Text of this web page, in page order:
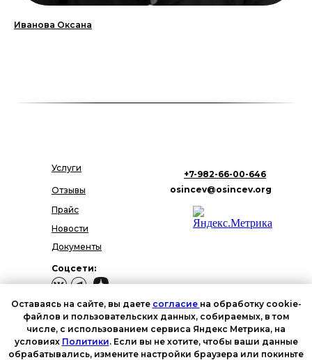
Иванова Оксана
Услуги
Политика в отношении
обработки персональных
данных
Отзывы
Прайс
Новости
Документы
+7-982-66-00-646
osincev@osincev.org
Соцсети:
Оставаясь на сайте, вы даете согласие на обработку cookie-
файлов и пользовательских данных, собираемых, в том
числе, с использованием сервиса Яндекс Метрика, на
условиях Политики. Если вы не хотите, чтобы ваши данные
обрабатывались, измените настройки браузера или покиньте